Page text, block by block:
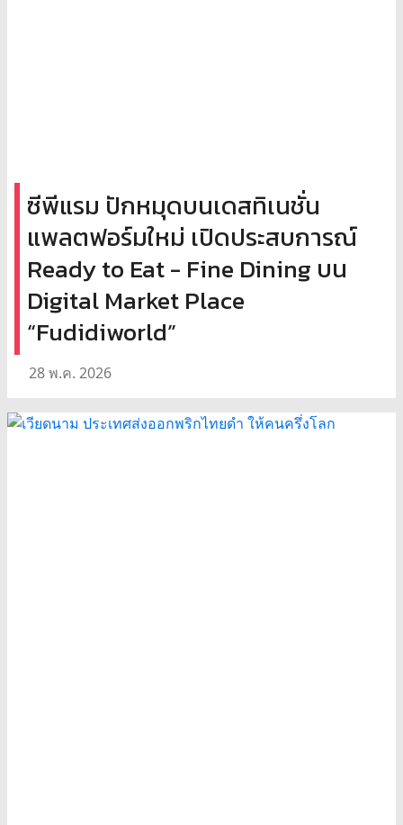
ซีพีแรม ปักหมุดบนเดสทิเนชั่น
แพลตฟอร์มใหม่ เปิดประสบการณ์
Ready to Eat - Fine Dining บน
Digital Market Place
“Fudidiworld”
28 พ.ค. 2026